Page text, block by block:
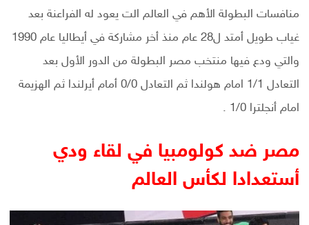
منافسات البطولة الأهم في العالم الت يعود له الفراعنة بعد
غياب طويل أمتد ل28 عام منذ أخر مشاركة في أيطاليا عام 1990
والتي ودع فيها منتخب مصر البطولة من الدور الأول بعد
التعادل 1/1 امام هولندا ثم التعادل 0/0 أمام أيرلندا ثم الهزيمة
امام أنجلترا 1/0 .
مصر ضد كولومبيا في لقاء ودي
أستعدادا لكأس العالم